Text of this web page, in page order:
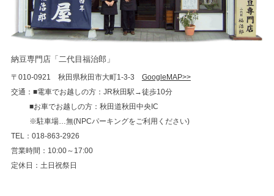
納豆専門店「二代目福治郎」
〒010-0921 秋田県秋田市大町1-3-3 GoogleMAP>>
交通：■電車でお越しの方：JR秋田駅→徒歩10分
■お車でお越しの方：秋田道秋田中央IC
※駐車場…無(NPCパーキングをご利用ください)
TEL：018-863-2926
営業時間：10:00～17:00
定休日：土日祝祭日